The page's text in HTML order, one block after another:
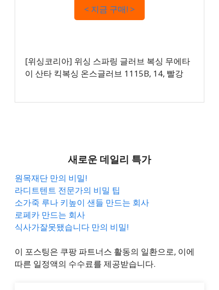
< 지금 구매! >
[위싱코리아] 위싱 스파링 글러브 복싱 무에타
이 산타 킥복싱 온스글러브 1115B, 14, 빨강
새로운 데일리 특가
원목재단 만의 비밀!
라디트텐트 전문가의 비밀 팁
소가죽 루나 키높이 샌들 만드는 회사
로페카 만드는 회사
식사가잘못됐습니다 만의 비밀!
이 포스팅은 쿠팡 파트너스 활동의 일환으로, 이에
따른 일정액의 수수료를 제공받습니다.